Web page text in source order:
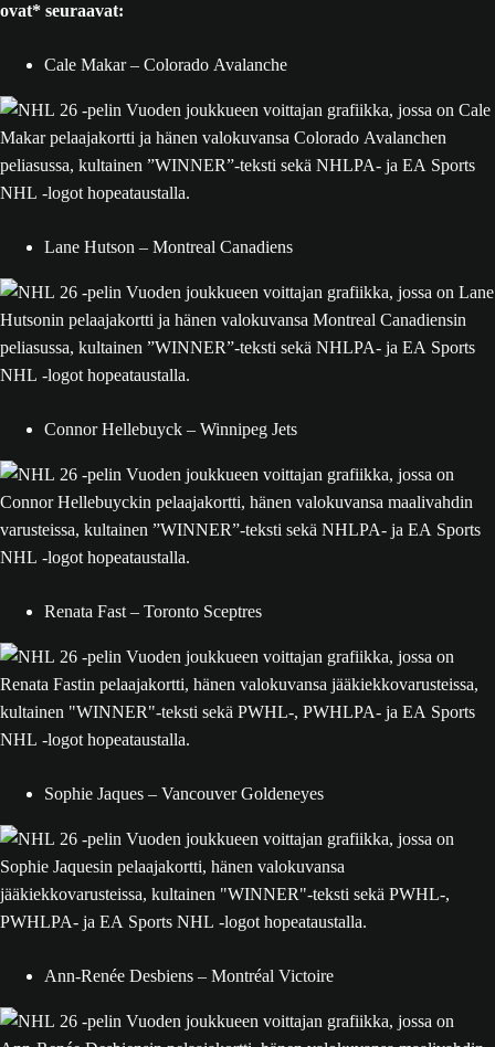
ovat* seuraavat:
Cale Makar – Colorado Avalanche
Lane Hutson – Montreal Canadiens
Connor Hellebuyck – Winnipeg Jets
Renata Fast – Toronto Sceptres
Sophie Jaques – Vancouver Goldeneyes
Ann-Renée Desbiens – Montréal Victoire